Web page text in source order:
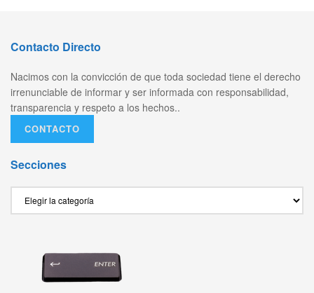
Contacto Directo
Nacimos con la convicción de que toda sociedad tiene el derecho
irrenunciable de informar y ser informada con responsabilidad,
transparencia y respeto a los hechos..
CONTACTO
Secciones